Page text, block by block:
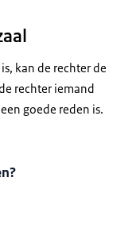
kan de rechter de
rechter iemand
goede reden is.